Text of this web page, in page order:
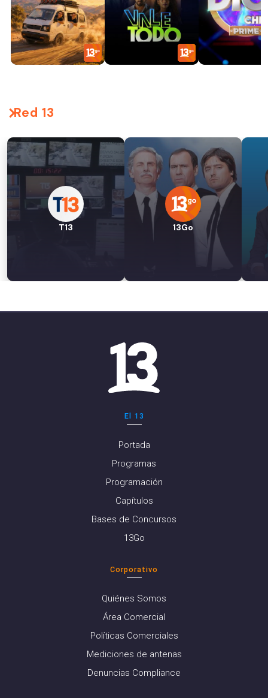
Red 13
T13 13Go
El 13
Portada
Programas
Programación
Capítulos
Bases de Concursos
13Go
Corporativo
Quiénes Somos
Área Comercial
Políticas Comerciales
Mediciones de antenas
Denuncias Compliance